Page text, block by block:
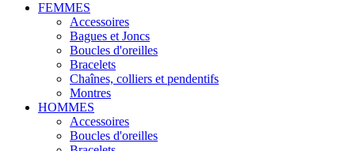
FEMMES
Accessoires
Bagues et Joncs
Boucles d'oreilles
Bracelets
Chaînes, colliers et pendentifs
Montres
HOMMES
Accessoires
Boucles d'oreilles